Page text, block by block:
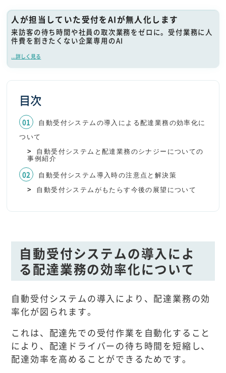
人が担当していた受付をAIが無人化します
来訪客の待ち時間や社員の取次業務をゼロに。受付業務に人
件費を割きたくない企業専用のAI
...詳しく見る
目次
自動受付システムの導入による配達業務の効率化に
ついて
自動受付システムと配達業務のシナジーについての
事例紹介
自動受付システム導入時の注意点と解決策
自動受付システムがもたらす今後の展望について
自動受付システムの導入によ
る配達業務の効率化について
自動受付システムの導入により、配達業務の効
率化が図られます。
これは、配達先での受付作業を自動化すること
により、配達ドライバーの待ち時間を短縮し、
配達効率を高めることができるためです。